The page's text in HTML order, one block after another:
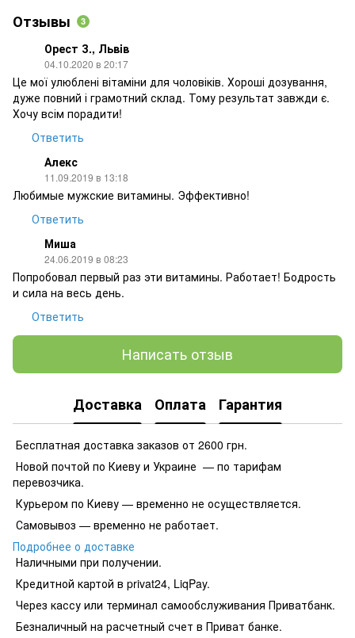
Отзывы 3
Орест З., Львiв
04.10.2020 в 20:17
Це мої улюблені вітаміни для чоловіків. Хороші дозування,
дуже повний і грамотний склад. Тому результат завжди є.
Хочу всім порадити!
Ответить
Алекс
11.09.2019 в 13:18
Любимые мужские витамины. Эффективно!
Ответить
Миша
24.06.2019 в 08:23
Попробовал первый раз эти витамины. Работает! Бодрость
и сила на весь день.
Ответить
Написать отзыв
Доставка Оплата Гарантия
Бесплатная доставка заказов от 2600 грн.
Новой почтой по Киеву и Украине — по тарифам
перевозчика.
Курьером по Киеву — временно не осуществляется.
Самовывоз — временно не работает.
Подробнее о доставке
Наличными при получении.
Кредитной картой в privat24, LiqPay.
​​​​Через кассу или терминал самообслуживания Приватбанк.
​​​​Безналичный на расчетный счет в Приват банке.